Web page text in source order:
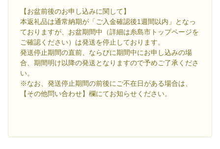
【お盆前後のお申し込みに関して】
本返礼品は通常納期が「ご入金確認後1週間以内」となっ
ておりますが、お盆期間中（詳細は糸島市トップページを
ご確認ください）は発送を停止しております。
発送停止期間の直前、ならびに期間中にお申し込みの場
合、期間明け以降の発送となりますので予めご了承くださ
い。
※なお、発送停止期間の前後にご不在日がある場合は、
【その他問い合わせ】欄にてお知らせください。